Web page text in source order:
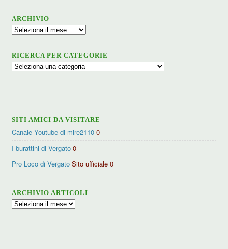
ARCHIVIO
Archivio
RICERCA PER CATEGORIE
Ricerca
SITI AMICI DA VISITARE
Canale Youtube di mire2110 0
I burattini di Vergato 0
Pro Loco di Vergato Sito ufficiale 0
ARCHIVIO ARTICOLI
Archivio